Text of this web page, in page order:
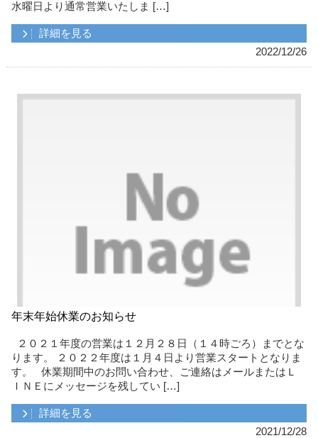
水曜日より通常営業いたしま […]
詳細を見る
2022/12/26
年末年始休業のお知らせ
２０２１年度の営業は１２月２８日（１４時ごろ）までとな
ります。 ２０２２年度は１月４日より営業スタートとなりま
す。 休業期間中のお問い合わせ、ご連絡はメールまたはＬ
ＩＮＥにメッセージを残してい […]
詳細を見る
2021/12/28